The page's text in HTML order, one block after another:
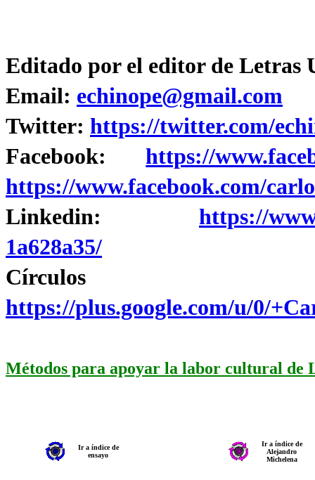
Editado por el editor de Letras
Email: echinope@gmail.com
Twitter: https://twitter.com/
Facebook:https://
https://www.facebook.com/
Linkedin: https://
1a628a35/
https://plus.google.com/u/0/
Métodos para apoyar la labor cultural de
Ir a índice de
ensayo
Ir a índice de
Alejandro
Michelena